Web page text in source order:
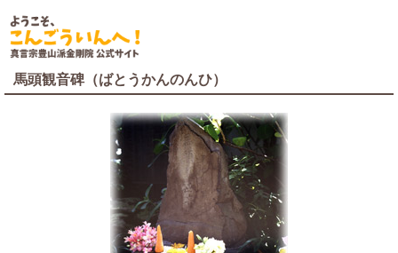
馬頭観音碑（ばとうかんのんひ）